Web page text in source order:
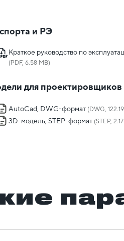
и РЭ
Краткое руководство по
(PDF, 6.58 MB)
для проектировщиков
AutoCad, DWG-формат(DWG,
3D-модель, STEP-формат(STEP,